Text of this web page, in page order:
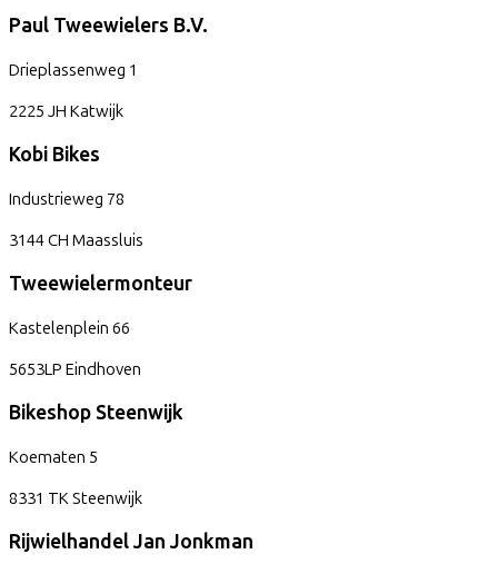
Paul Tweewielers B.V.
Drieplassenweg 1
2225 JH Katwijk
Kobi Bikes
Industrieweg 78
3144 CH Maassluis
Tweewielermonteur
Kastelenplein 66
5653LP Eindhoven
Bikeshop Steenwijk
Koematen 5
8331 TKSteenwijk
Rijwielhandel Jan Jonkman